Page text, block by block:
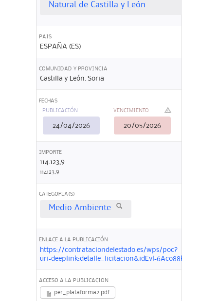
Natural de Castilla y León
PAIS
ESPAÑA (ES)
COMUNIDAD Y PROVINCIA
Castilla y León. Soria
FECHAS
PUBLICACIÓN
24/04/2026
VENCIMIENTO
20/05/2026
IMPORTE
114.123,9
114123,9
CATEGORIA(S)
Medio Ambiente
ENLACE A LA PUBLICACIÓN
https://contrataciondelestado.es/wps/poc?
ACCESO A LA PUBLICACION
per_plataforma2.pdf